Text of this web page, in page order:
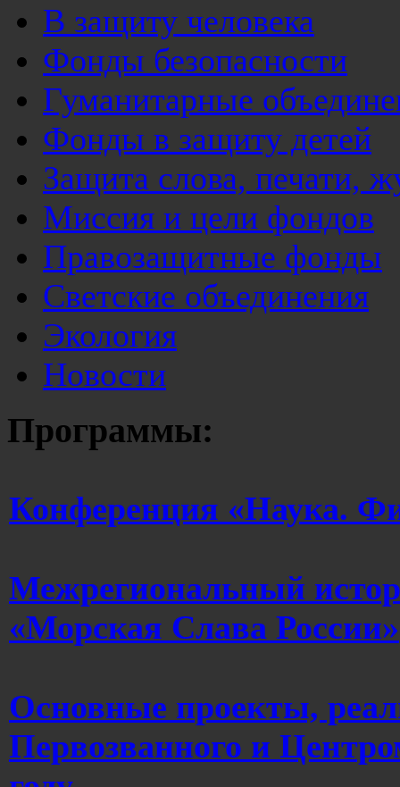
В защиту человека
Фонды безопасности
Гуманитарные
Фонды в защиту детей
Защита слова, печати,
Миссия и цели фондов
Правозащитные фонды
Светские объединения
Экология
Новости
Программы:
Конференция «Наука.
Межрегиональный
«Морская Слава России»
Основные проекты,
Первозванного и